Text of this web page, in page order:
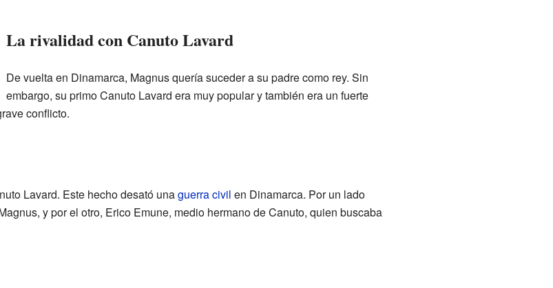
La rivalidad con Canuto Lavard
De vuelta en Dinamarca, Magnus quería suceder a su padre como rey. Sin
embargo, su primo Canuto Lavard era muy popular y también era un fuerte
conflicto.
Lavard. Este hecho desató unaguerra civil en Dinamarca. Por un lado
y por el otro, Erico Emune, medio hermano de Canuto, quien buscaba